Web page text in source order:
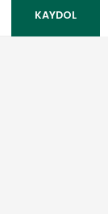
KAYDOL